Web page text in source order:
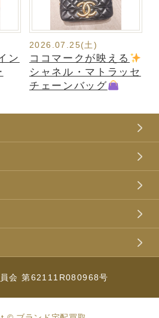
ン
2026.07.25(土)
ココマークが映える
シャネル・マトラッセ
チェーンバッグ
会 第62111R080968号